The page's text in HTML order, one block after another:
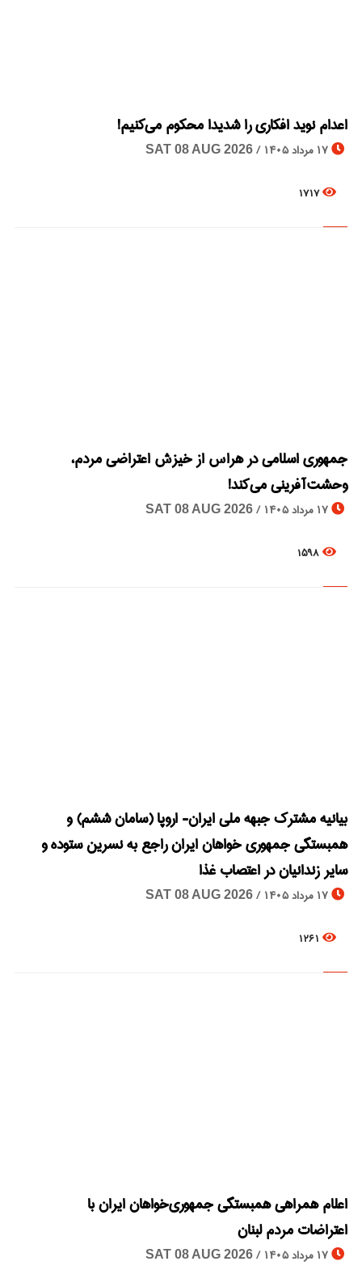
اعدام نوید افکاری را شدیدا محکوم می‌کنیم!
17 مرداد 1405 / SAT 08 AUG 2026
1717
جمهوری اسلامی در هراس از خيزش اعتراضی مردم،
وحشت آفرينی می کند!
17 مرداد 1405 / SAT 08 AUG 2026
1598
بیانیه مشترک جبهه ملی ایران- اروپا (سامان ششم) و
همبستگی جمهوری خواهان ایران راجع به نسرین ستوده و
سایر زندانیان در اعتصاب غذا
17 مرداد 1405 / SAT 08 AUG 2026
1261
اعلام همراهی همبستگی جمهوری‌خواهان ایران با
اعتراضات مردم لبنان
17 مرداد 1405 / SAT 08 AUG 2026